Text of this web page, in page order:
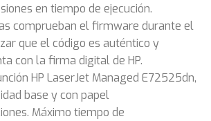
en tiempo de ejecución.
comprueban el firmware durante el
que el código es auténtico y
con la firma digital de HP.
HP LaserJet Managed E72525dn,
base y con papel
Máximo tiempo de